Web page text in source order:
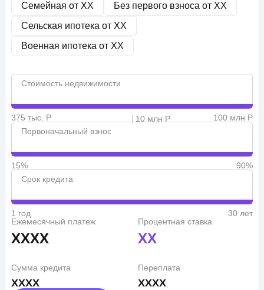
Семейная от XX Без первого взноса от XX
Сельская ипотека от XX
Военная ипотека от XX
Стоимость недвижимости
375 тыс. Р 10 млн Р
100 млн Р
Первоначальный взнос
15%
90%
Срок кредита
1 год
30 лет
Ежемесячный платеж
XXXX
Процентная ставка
XX
Сумма кредита
XXXX
Переплата
XXXX